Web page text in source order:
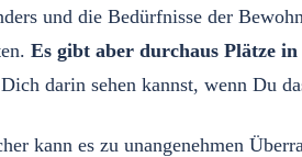
und die Bedürfnisse der
Es gibt aber durchaus Plätze
darin sehen kannst, wenn Du
kann es zu unangenehmen